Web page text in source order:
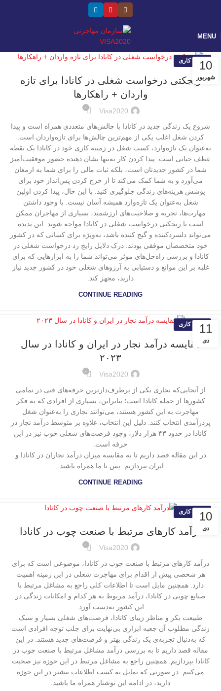
MENU
10
شهریور
ویزای کاری
ریجکتی درخواست شغلی در کانادا برای تازه
واردان + راهکارها
Visa2020 ۰
شروع یک زندگی جدید در کانادا با چالش‌های متعددی همراه است و پیدا
کردن شغل اغلب یکی از مهم‌ترین چالش‌ها برای تازه‌واردان است.
به‌عنوان یک تازه‌وارد، کسب شغل در زمینه کاری خود در کانادا یک نقطه
عطف حیاتی است. پیدا کردن کار نه‌تنها نشان دهنده حضور موفقیت‌آمیز
شما در کشور جدیدتان است، بلکه ثبات مالی را برای شما به ارمغان
می‌آورد و به شما کمک می‌کند تا از خرج کردن پس‌انداز خود برای
پوشش هزینه‌های زندگی جلوگیری کنید. با این حال، پیدا کردن اولین
شغل به‌عنوان یک تازه‌وارد همیشه آسان نیست. با وجود داشتن
مهارت‌ها، تجربه و صلاحیت‌های ارزشمند، بسیاری از مهاجران ممکن
است با ریجکتی درخواست شغلی در کانادا مواجه ‌شوند. این پدیده
می‌تواند دلسردکننده و گیج کننده باشد، به‌ویژه برای کسانی که در کشور
خود متخصصان موفقی بودند. درک دلایل رایج رد درخواست شغلی در
کانادا و بررسی راه‌حل‌های موثر می‌تواند شما را به ابزارهایی که برای
غلبه بر این موانع و دستیابی به آرزوهای شغلی خود در کشور جدید نیاز
دارید، مجهز کند.
CONTINUE READING
11
دی
ویزای کاری
مقایسه درآمد نجار در ایران و کانادا در سال
۲۰۲۳
Visa2020 ۰
از آنجایی‌که نجاری یکی از پرطرف‌دارترین حرفه‌های فنی در تمامی
کشورها از جمله کانادا است؛ بنابراین، بسیاری از افرادی که به فکر
مهاجرت به این کشور هستند، می‌توانند نجاری را به‌عنوان شغل
پردرآمدی انتخاب کنند. دلیل این انتخاب، علاوه بر متوسط درآمد نجار در
کانادا در حدود ۴۳ هزار دلار، وجود فرصت‌های شغلی خوب نیز در این
حرفه است.
در این مقاله قصد داریم تا به مقایسه میزان درآمد نجاران در کانادا و
ایران بپردازیم. پس با ما همراه باشید.
CONTINUE READING
10
دی
ویزای کاری
درآمد کارهای مرتبط با صنعت چوب در کانادا
Visa2020 ۰
درآمد کارهای مرتبط با صنعت چوب در کانادا، موضوعی است که برای
هر شخصی پیش از اقدام برای مهاجرت شغلی در این زمینه اهمیت
دارد. همچنین مایل است تا اطلاعات کلی راجع به مشاغل مرتبط با
صنایع چوبی در کانادا، درآمد مربوط به هر کدام و امکانات زندگی در
این کشور به‌دست آورد.
طبیعت بکر و مناظر زیبای کانادا، فرصت‌های شغلی بسیار و سبک
زندگی مطلوب آن جعبه ابزاری بی‌نهایت برای جلب توجه افرادی است
که به‌دنبال تجربه‌ی یک زندگی بهتر و فرصت‌های جدید هستند. در این
مقاله قصد داریم تا به بررسی درآمد مشاغل مرتبط با صنعت چوب در
کانادا بپردازیم. همچنین راجع به مشاغل مرتبط در این حوزه نیز صحبت
می‌کنیم. در صورتی که تمایل به کسب اطلاعات بیشتر در این حوزه
دارید، در ادامه این نوشتار همراه ما باشید.